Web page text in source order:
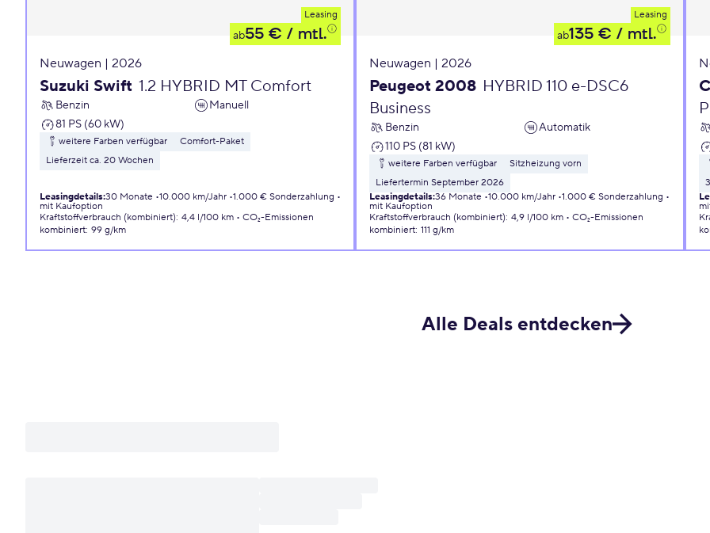
Leasing
ab55 € / mtl.
Neuwagen | 2026
Suzuki Swift 1.2 HYBRID MT Comfort
Benzin
Manuell
81 PS (60 kW)
weitere Farben verfügbar
Comfort-Paket
Lieferzeit ca. 20 Wochen
Leasingdetails:30 Monate 10.000 km/Jahr 1.000 € Sonderzahlung
mit Kaufoption
Kraftstoffverbrauch (kombiniert): 4,4 l/100 km
CO₂-Emissionen
kombiniert: 99 g/km
Leasing
ab135 € / mtl.
Neuwagen | 2026
Peugeot 2008 HYBRID 110 e-DSC6
Business
Benzin
Automatik
110 PS (81 kW)
weitere Farben verfügbar
Sitzheizung vorn
Liefertermin September 2026
Leasingdetails:36 Monate 10.000 km/Jahr 1.000 € Sonderzahlung
mit Kaufoption
Kraftstoffverbrauch (kombiniert): 4,9 l/100 km
CO₂-Emissionen
kombiniert: 111 g/km
Alle Deals entdecken